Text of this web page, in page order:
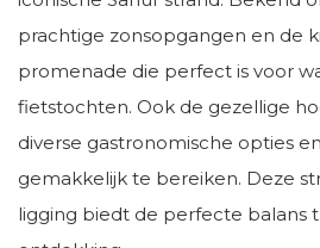
prachtige zonsopgangen en de
promenade die perfect is voor
fietstochten. Ook de gezellige
diverse gastronomische opties
gemakkelijk te bereiken. Deze
ligging biedt de perfecte balans